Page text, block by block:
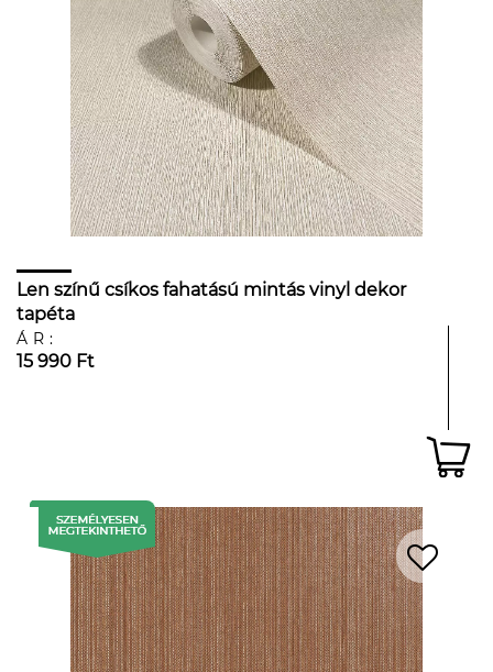
Len színű csíkos fahatású mintás vinyl dekor
tapéta
ÁR:
15 990 Ft